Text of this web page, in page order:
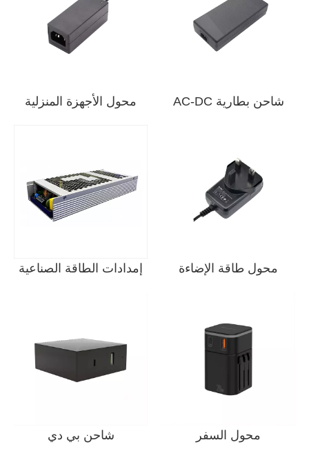
شاحن بطارية AC-DC محول الأجهزة المنزلية
محول طاقة الإضاءة إمدادات الطاقة الصناعية
محول السفر شاحن بي دي